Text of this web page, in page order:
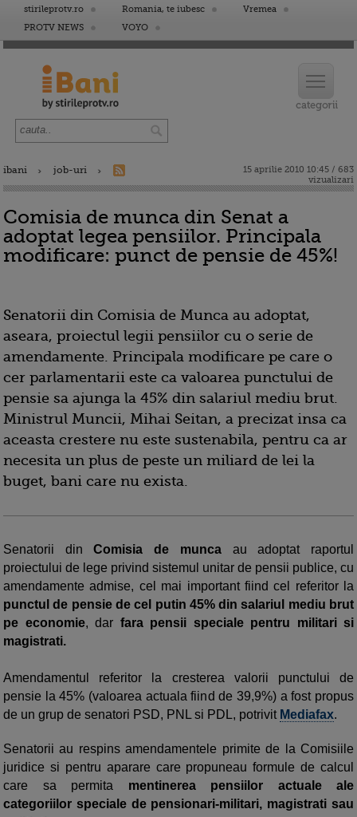
stirileprotv.ro Romania, te iubesc
Vremea
PROTV NEWS
VOYO
ibani job-uri
15 aprilie 2010 10:45 / 683
vizualizari
Comisia de munca din Senat a
adoptat legea pensiilor. Principala
modificare: punct de pensie de 45%!
Senatorii din Comisia de Munca au adoptat,
aseara, proiectul legii pensiilor cu o serie de
amendamente. Principala modificare pe care o
cer parlamentarii este ca valoarea punctului de
pensie sa ajunga la 45% din salariul mediu brut.
Ministrul Muncii, Mihai Seitan, a precizat insa ca
aceasta crestere nu este sustenabila, pentru ca ar
necesita un plus de peste un miliard de lei la
buget, bani care nu exista.
Senatorii dinComisia de munca au adoptat raportul
proiectului de lege privind sistemul unitar de pensii publice, cu
amendamente admise, cel mai important fiind cel referitor la
punctul de pensie de cel putin 45% din salariul mediu brut
pe economie, dar fara pensii speciale pentru militari si
magistrati.
Amendamentul referitor la cresterea valorii punctului de
pensie la 45% (valoarea actuala fiind de 39,9%) a fost propus
de un grup de senatori PSD, PNL si PDL, potrivit Mediafax.
Senatorii au respins amendamentele primite de la Comisiile
juridice si pentru aparare care propuneau formule de calcul
care sa permita mentinerea pensiilor actuale ale
categoriilor speciale de pensionari-militari, magistrati sau